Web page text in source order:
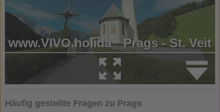
Häufig gestellte Fragen zu Prags